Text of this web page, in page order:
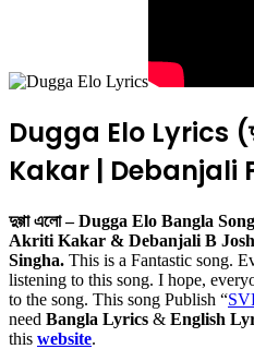
Dugga Elo Lyrics
Kakar | Debanjali
দুগ্গা এলো – Dugga Elo Bangla
Akriti Kakar & Debanjali B
Singha. This is a Fantastic song.
listening to this song. I hope,
to the song. This song Publish “
need Bangla Lyrics & English
this website.